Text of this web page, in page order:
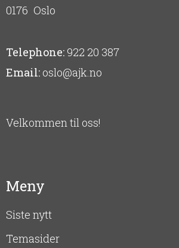
0176 Oslo
Telephone: 922 20 387
Email: oslo@ajk.no
Velkommen til oss!
Meny
Siste nytt
Temasider